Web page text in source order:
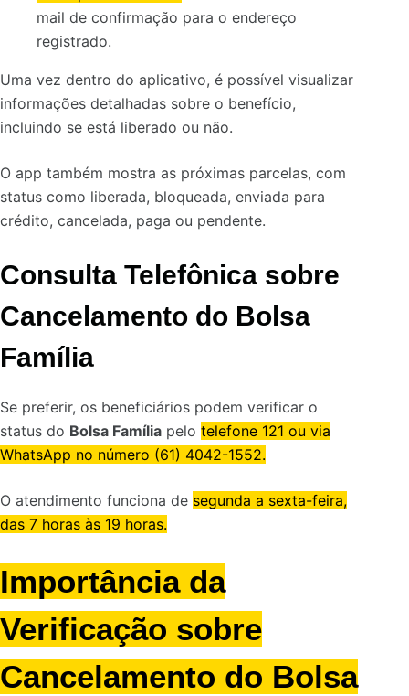
mail de confirmação para o endereço
registrado.
Uma vez dentro do aplicativo, é possível visualizar
informações detalhadas sobre o benefício,
incluindo se está liberado ou não.
O app também mostra as próximas parcelas, com
status como liberada, bloqueada, enviada para
crédito, cancelada, paga ou pendente.
Consulta Telefônica sobre
Cancelamento do Bolsa
Família
Se preferir, os beneficiários podem verificar o
status do Bolsa Família pelo telefone 121 ou via
WhatsApp no número (61) 4042-1552.
O atendimento funciona de segunda a sexta-feira,
das 7 horas às 19 horas.
Importância da
Verificação sobre
Cancelamento do Bolsa